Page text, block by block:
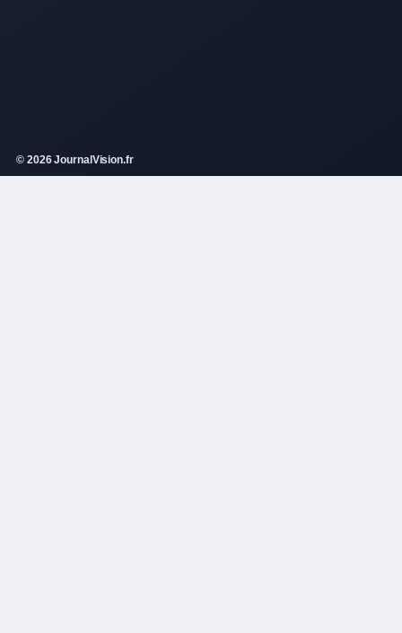
© 2026 JournalVision.fr